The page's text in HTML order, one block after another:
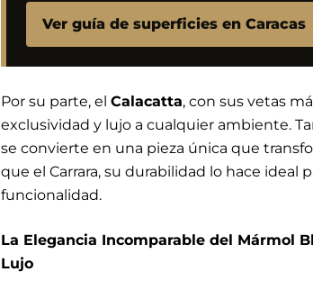
Ver guía de superficies en Caracas
Por su parte, el Calacatta, con sus vetas
exclusividad y lujo a cualquier ambiente.
se convierte en una pieza única que
que el Carrara, su durabilidad lo hace
funcionalidad.
La Elegancia Incomparable del Mármol
Lujo